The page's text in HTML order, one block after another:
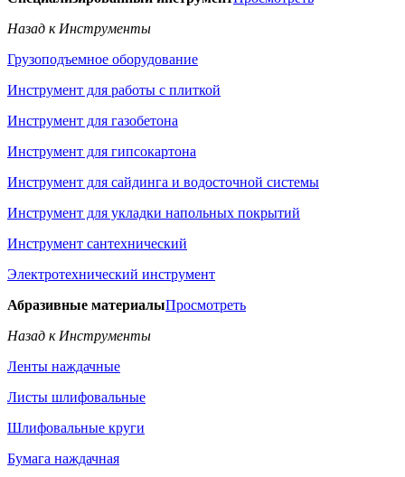
Назад к Инструменты
Грузоподъемное оборудование
Инструмент для работы с плиткой
Инструмент для газобетона
Инструмент для гипсокартона
Инструмент для сайдинга и водосточной системы
Инструмент для укладки напольных покрытий
Инструмент сантехнический
Электротехнический инструмент
Абразивные материалыПросмотреть
Назад к Инструменты
Ленты наждачные
Листы шлифовальные
Шлифовальные круги
Бумага наждачная